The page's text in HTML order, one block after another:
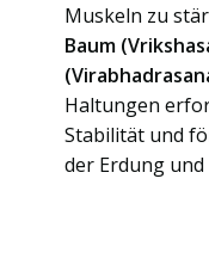
Muskeln zu
Baum
Haltungen
Stabilität und
der Erdung